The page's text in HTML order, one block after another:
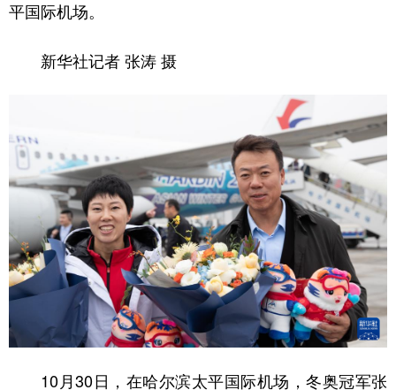
平国际机场。
新华社记者 张涛 摄
10月30日，在哈尔滨太平国际机场，冬奥冠军张